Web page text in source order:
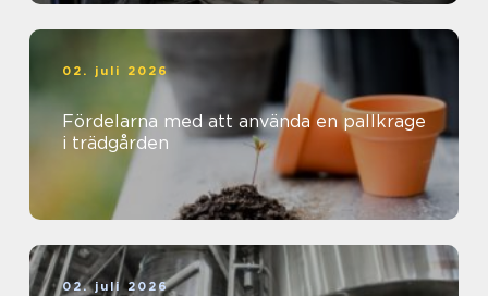
02. juli 2026
Fördelarna med att använda en pallkrage
i trädgården
02. juli 2026